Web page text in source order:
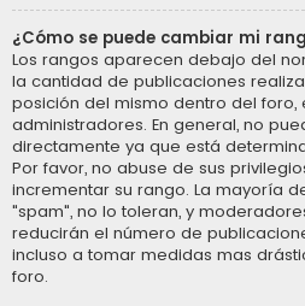
¿Cómo se puede cambiar mi
Los rangos aparecen debajo del
la cantidad de publicaciones
posición del mismo dentro del foro,
administradores. En general, no
directamente ya que está
Por favor, no abuse de sus
incrementar su rango. La mayoría
"spam", no lo toleran, y
reducirán el número de
incluso a tomar medidas mas
foro.